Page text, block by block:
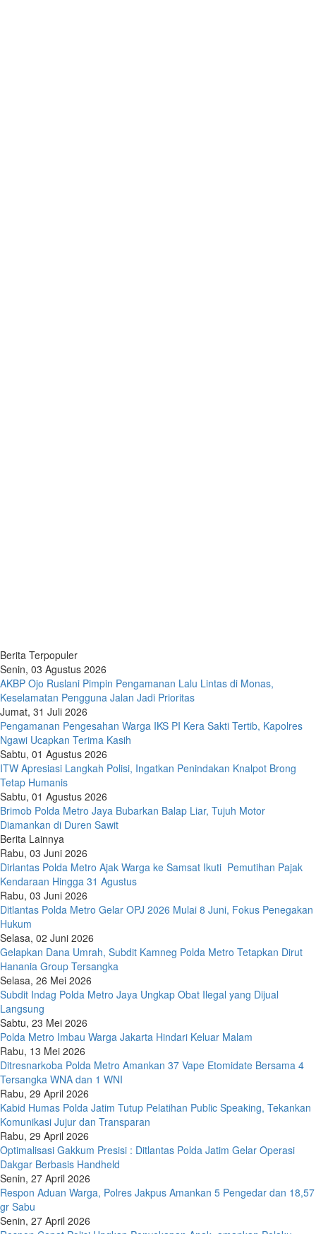
Berita Terpopuler
Senin, 03 Agustus 2026
AKBP Ojo Ruslani Pimpin Pengamanan Lalu Lintas di Monas,
Keselamatan Pengguna Jalan Jadi Prioritas
Jumat, 31 Juli 2026
Pengamanan Pengesahan Warga IKS PI Kera Sakti Tertib, Kapolres
Ngawi Ucapkan Terima Kasih
Sabtu, 01 Agustus 2026
ITW Apresiasi Langkah Polisi, Ingatkan Penindakan Knalpot Brong
Tetap Humanis
Sabtu, 01 Agustus 2026
Brimob Polda Metro Jaya Bubarkan Balap Liar, Tujuh Motor
Diamankan di Duren Sawit
Berita Lainnya
Rabu, 03 Juni 2026
Dirlantas Polda Metro Ajak Warga ke Samsat Ikuti Pemutihan Pajak
Kendaraan Hingga 31 Agustus
Rabu, 03 Juni 2026
Ditlantas Polda Metro Gelar OPJ 2026 Mulai 8 Juni, Fokus Penegakan
Hukum
Selasa, 02 Juni 2026
Gelapkan Dana Umrah, Subdit Kamneg Polda Metro Tetapkan Dirut
Hanania Group Tersangka
Selasa, 26 Mei 2026
Subdit Indag Polda Metro Jaya Ungkap Obat Ilegal yang Dijual
Langsung
Sabtu, 23 Mei 2026
Polda Metro Imbau Warga Jakarta Hindari Keluar Malam
Rabu, 13 Mei 2026
Ditresnarkoba Polda Metro Amankan 37 Vape Etomidate Bersama 4
Tersangka WNA dan 1 WNI
Rabu, 29 April 2026
Kabid Humas Polda Jatim Tutup Pelatihan Public Speaking, Tekankan
Komunikasi Jujur dan Transparan
Rabu, 29 April 2026
Optimalisasi Gakkum Presisi : Ditlantas Polda Jatim Gelar Operasi
Dakgar Berbasis Handheld
Senin, 27 April 2026
Respon Aduan Warga, Polres Jakpus Amankan 5 Pengedar dan 18,57
gr Sabu
Senin, 27 April 2026